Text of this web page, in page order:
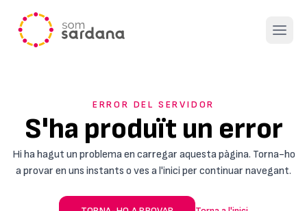
Open
ERROR DEL SERVIDOR
S'ha produït un error
Hi ha hagut un problema en carregar aquesta pàgina. Torna-ho
a provar en uns instants o ves a l'inici per continuar navegant.